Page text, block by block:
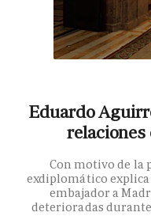
Eduardo
relaciones
Con motivo de la
exdiplomático
embajador a
deterioradas